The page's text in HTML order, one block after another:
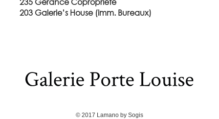
203 Galerie’s House (imm. Bureaux)
© 2017 Lamano by Sogis